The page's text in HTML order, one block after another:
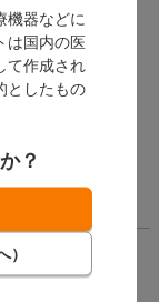
機器などに
は国内の医
て作成され
としたもの
？
コンテンツ
は、会員登
です。
は、